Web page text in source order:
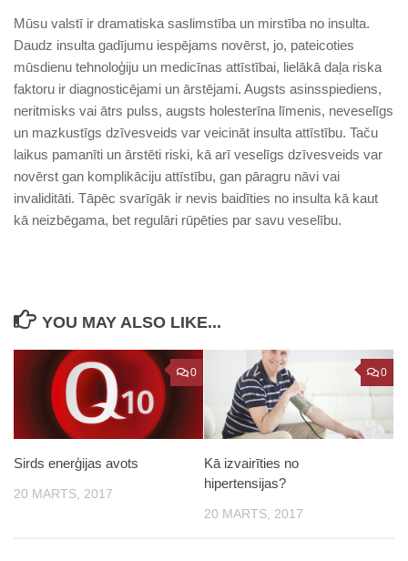
Mūsu valstī ir dramatiska saslimstība un mirstība no insulta.
Daudz insulta gadījumu iespējams novērst, jo, pateicoties
mūsdienu tehnoloģiju un medicīnas attīstībai, lielākā daļa riska
faktoru ir diagnosticējami un ārstējami. Augsts asinsspiediens,
neritmisks vai ātrs pulss, augsts holesterīna līmenis, neveselīgs
un mazkustīgs dzīvesveids var veicināt insulta attīstību. Taču
laikus pamanīti un ārstēti riski, kā arī veselīgs dzīvesveids var
novērst gan komplikāciju attīstību, gan pāragru nāvi vai
invaliditāti. Tāpēc svarīgāk ir nevis baidīties no insulta kā kaut
kā neizbēgama, bet regulāri rūpēties par savu veselību.
YOU MAY ALSO LIKE...
0
Sirds enerģijas avots
20 MARTS, 2017
0
Kā izvairīties no
hipertensijas?
20 MARTS, 2017